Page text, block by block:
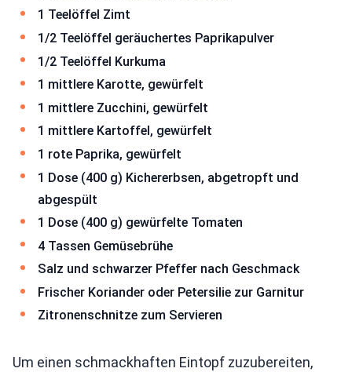
1 Teelöffel Zimt
1/2 Teelöffel geräuchertes Paprikapulver
1/2 Teelöffel Kurkuma
1 mittlere Karotte, gewürfelt
1 mittlere Zucchini, gewürfelt
1 mittlere Kartoffel, gewürfelt
1 rote Paprika, gewürfelt
1 Dose (400 g) Kichererbsen, abgetropft und
abgespült
1 Dose (400 g) gewürfelte Tomaten
4 Tassen Gemüsebrühe
Salz und schwarzer Pfeffer nach Geschmack
Frischer Koriander oder Petersilie zur Garnitur
Zitronenschnitze zum Servieren
Um einen schmackhaften Eintopf zuzubereiten,